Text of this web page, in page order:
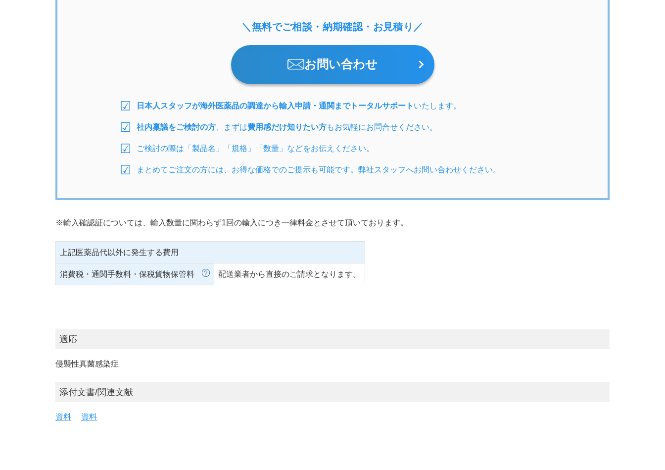
＼無料でご相談・納期確認・お見積り／
お問い合わせ
日本人スタッフが海外医薬品の調達から輸入申請・通関までトータルサポート いたします。
社内稟議をご検討の方 、まずは費用感だけ知りたい方もお気軽にお問合せください。
ご検討の際は「製品名」「規格」「数量」などをお伝えください。
まとめてご注文の方には、お得な価格でのご提示も可能です。弊社スタッフへお問い合わせください。
※輸入確認証については、輸入数量に関わらず1回の輸入につき一律料金とさせて頂いております。
上記医薬品代以外に発生する費用
消費税・通関手数料・保税貨物保管料 配送業者から直接のご請求となります。
適応
侵襲性真菌感染症
添付文書/関連文献
資料 資料